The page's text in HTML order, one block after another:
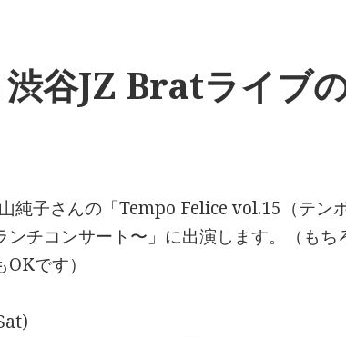
谷JZ Bratライブ
純子さんの「Tempo Felice vol.15（テン
ンチコンサート〜」に出演します。（もち
です）